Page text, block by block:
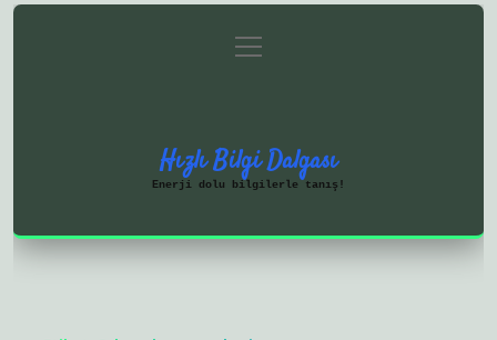
Gizlilik Politikası
menüyü
aç
Hızlı Bilgi Dalgası
Enerji dolu bilgilerle tanış!